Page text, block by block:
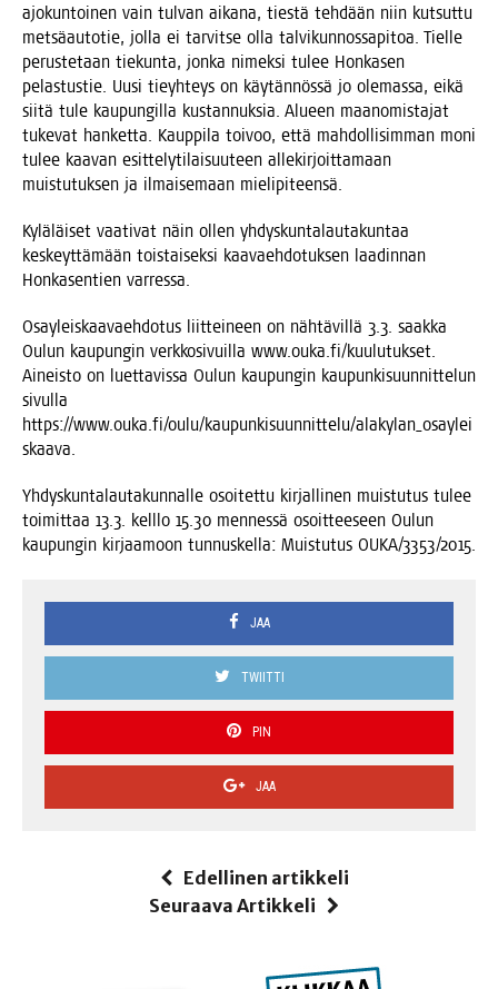
ajo­kun­toi­nen vain tul­van aika­na, ties­tä teh­dään niin kut­sut­tu
met­sä­au­to­tie, jol­la ei tar­vit­se olla tal­vi­kun­nos­sa­pi­toa. Tiel­le
perus­te­taan tie­kun­ta, jon­ka nimek­si tulee Hon­ka­sen
pelas­tus­tie. Uusi tie­yh­teys on käy­tän­nös­sä jo ole­mas­sa, eikä
sii­tä tule kau­pun­gil­la kus­tan­nuk­sia. Alu­een maa­no­mis­ta­jat
tuke­vat han­ket­ta. Kaup­pi­la toi­voo, että mah­dol­li­sim­man moni
tulee kaa­van esit­te­ly­ti­lai­suu­teen alle­kir­joit­ta­maan
muis­tu­tuk­sen ja ilmai­se­maan mielipiteensä.
Kylä­läi­set vaa­ti­vat näin ollen yhdys­kun­ta­lau­ta­kun­taa
kes­keyt­tä­mään tois­tai­sek­si kaa­vaeh­do­tuk­sen laa­din­nan
Hon­ka­sen­tien varressa.
Osay­leis­kaa­vaeh­do­tus liit­tei­neen on näh­tä­vil­lä 3.3. saak­ka
Oulun kau­pun­gin verk­ko­si­vuil­la www.ouka.fi/kuulutukset.
Aineis­to on luet­ta­vis­sa Oulun kau­pun­gin kau­pun­ki­suun­nit­te­lun
sivul­la
https://www.ouka.fi/oulu/kaupunkisuunnittelu/alakylan_osaylei
skaava.
Yhdys­kun­ta­lau­ta­kun­nal­le osoi­tet­tu kir­jal­li­nen muis­tu­tus tulee
toi­mit­taa 13.3. kell­lo 15.30 men­nes­sä osoit­tee­seen Oulun
kau­pun­gin kir­jaa­moon tun­nus­kel­la: Muis­tu­tus OUKA/3353/2015.
JAA
TWIITTI
PIN
JAA
Edellinen artikkeli
Seuraava Artikkeli